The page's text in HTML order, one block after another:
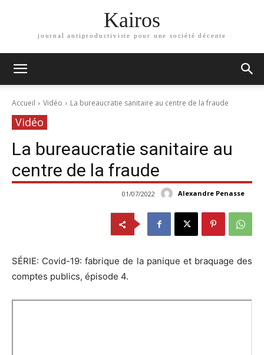
Kairos
journal antiproductiviste pour une société décente
Accueil Vidéo La bureaucratie sanitaire au centre de la fraude
Vidéo
La bureaucratie sanitaire au
centre de la fraude
Alexandre Penasse
01/07/2022
SÉRIE: Covid-19: fabrique de la panique et braquage des
comptes publics, épisode 4.